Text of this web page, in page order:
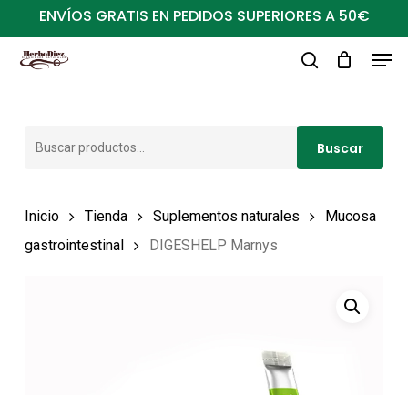
al
contenido
ENVÍOS GRATIS EN PEDIDOS SUPERIORES A 50€
Buscar
Inicio Tienda Suplementos naturales
Mucosa
gastrointestinal
DIGESHELP Marnys
Close